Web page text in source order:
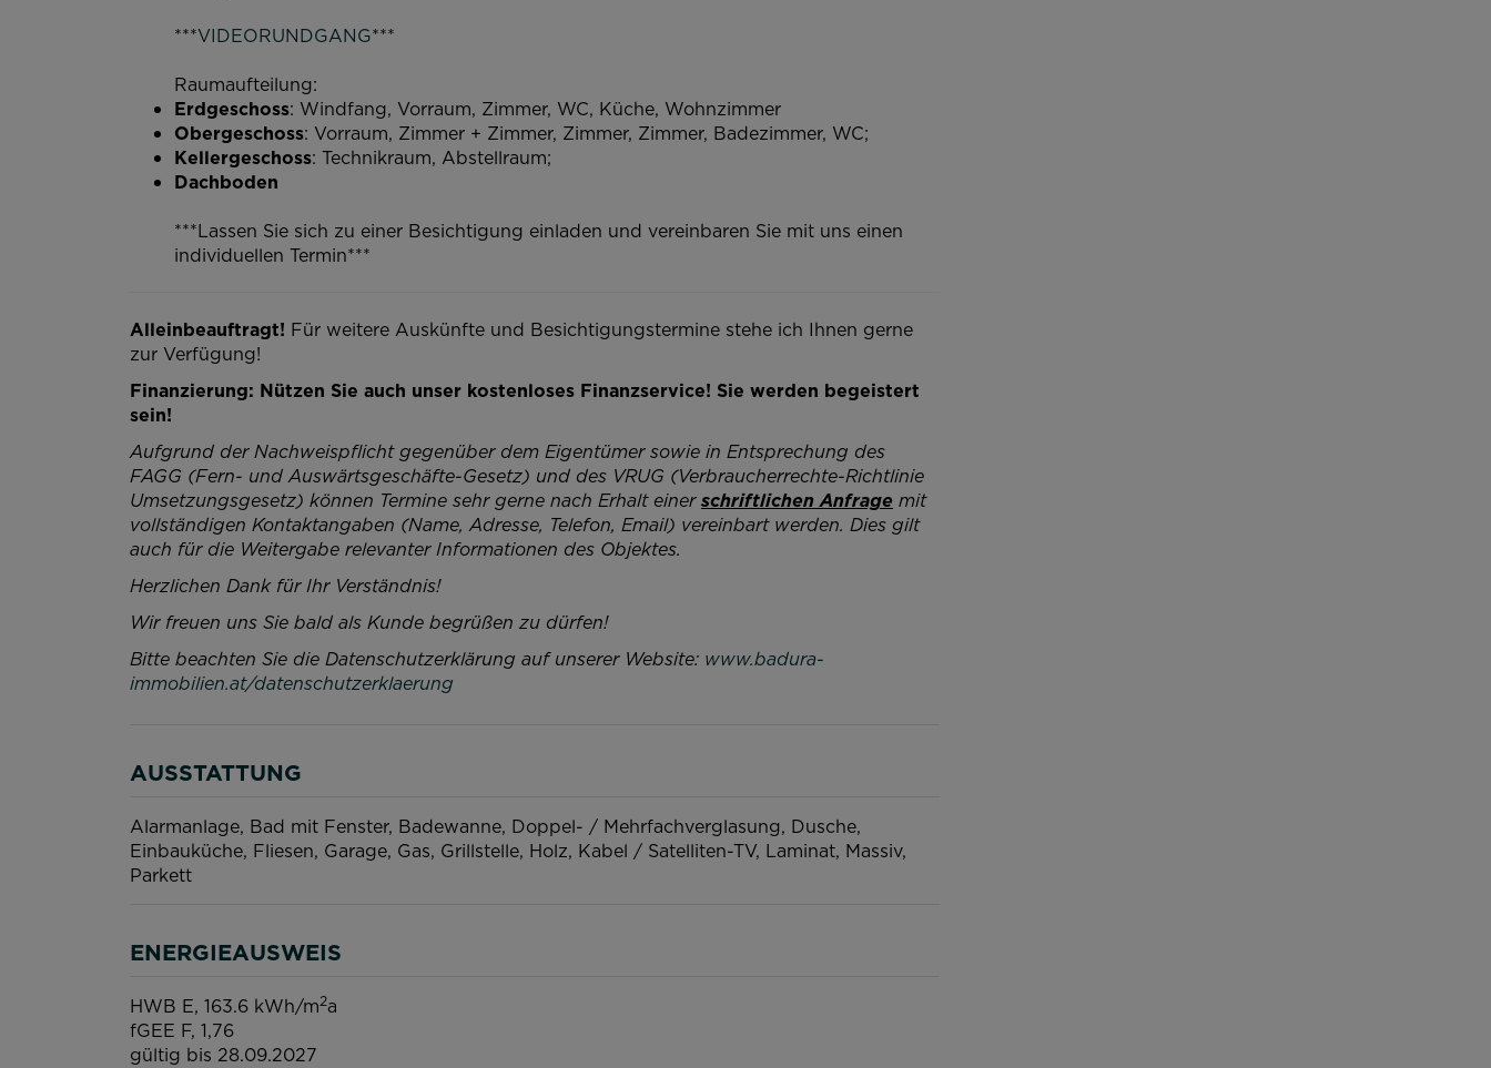
***VIDEORUNDGANG***
Raumaufteilung:
Erdgeschoss: Windfang, Vorraum, Zimmer, WC, Küche, Wohnzimmer
Obergeschoss: Vorraum, Zimmer + Zimmer, Zimmer, Zimmer, Badezimmer, WC;
Kellergeschoss: Technikraum, Abstellraum;
Dachboden
***Lassen Sie sich zu einer Besichtigung einladen und vereinbaren Sie mit uns einen
individuellen Termin***
Alleinbeauftragt! Für weitere Auskünfte und Besichtigungstermine stehe ich Ihnen gerne
zur Verfügung!
Finanzierung: Nützen Sie auch unser kostenloses Finanzservice! Sie werden begeistert
sein!
Aufgrund der Nachweispflicht gegenüber dem Eigentümer sowie in Entsprechung des
FAGG (Fern- und Auswärtsgeschäfte-Gesetz) und des VRUG (Verbraucherrechte-Richtlinie
Umsetzungsgesetz) können Termine sehr gerne nach Erhalt einerschriftlichen Anfrage mit
vollständigen Kontaktangaben (Name, Adresse, Telefon, Email) vereinbart werden. Dies gilt
auch für die Weitergabe relevanter Informationen des Objektes.
Herzlichen Dank für Ihr Verständnis!
Wir freuen uns Sie bald als Kunde begrüßen zu dürfen!
Bitte beachten Sie die Datenschutzerklärung auf unserer Website: www.badura-
immobilien.at/datenschutzerklaerung
AUSSTATTUNG
Alarmanlage Bad mit Fenster Badewanne Doppel- / Mehrfachverglasung Dusche
Einbauküche Fliesen Garage Gas Grillstelle Holz Kabel / Satelliten-TV Laminat Massiv
Parkett
ENERGIEAUSWEIS
HWB E, 163.6 kWh/m2a
fGEE F, 1,76
gültig bis 28.09.2027